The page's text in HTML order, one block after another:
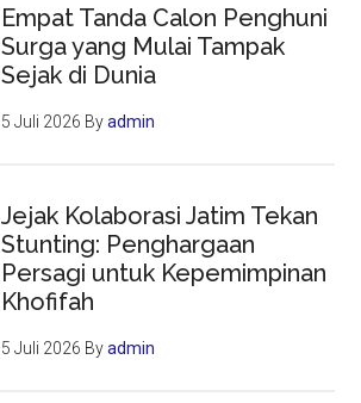
Empat Tanda Calon Penghuni
Surga yang Mulai Tampak
Sejak di Dunia
5 Juli 2026 Byadmin
Jejak Kolaborasi Jatim Tekan
Stunting: Penghargaan
Persagi untuk Kepemimpinan
Khofifah
5 Juli 2026 Byadmin